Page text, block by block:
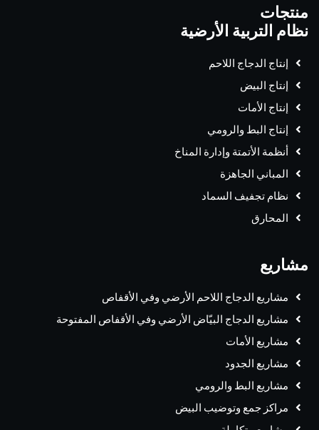
منتجات
نظام التربية الأرضية
إنتاج الدجاج اللاحم
إنتاج البيض
إنتاج الأمات
إنتاج البط والرومي
أنظمة الأتمتة وإدارة المناخ
المباني الجاهزة
نظام تجفيف السماد
المحارق
مشاريع
مشاريع الدجاج اللاحم الأرضي وفي الأقفاص
مشاريع الدجاج البيّاض الأرضي وفي الأقفاص المفتوحة
مشاريع الأمات
مشاريع الجدود
مشاريع البط والرومي
مراكز جمع وتوضيب البيض